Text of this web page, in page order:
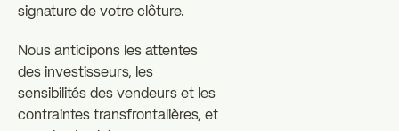
signature de votre clôture.
Nous anticipons les attentes
des investisseurs, les
sensibilités des vendeurs et les
contraintes transfrontalières, et